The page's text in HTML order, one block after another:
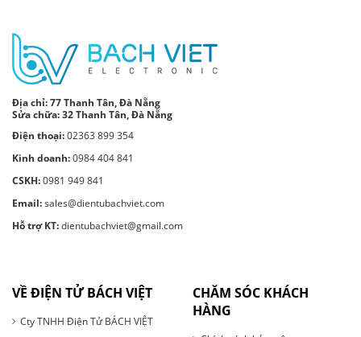
Địa chỉ:77 Thanh Tân, Đà Nẵng
Sửa chữa: 32 Thanh Tân, Đà Nẵng
Điện thoại:02363 899 354
Kinh doanh:0984 404 841
CSKH:0981 949 841
Email:sales@dientubachviet.com
Hỗ trợ KT:dientubachviet@gmail.com
VỀ ĐIỆN TỬ BÁCH VIỆT
Cty TNHH Điện Tử BÁCH VIỆT
CHĂM SÓC KHÁCH
HÀNG